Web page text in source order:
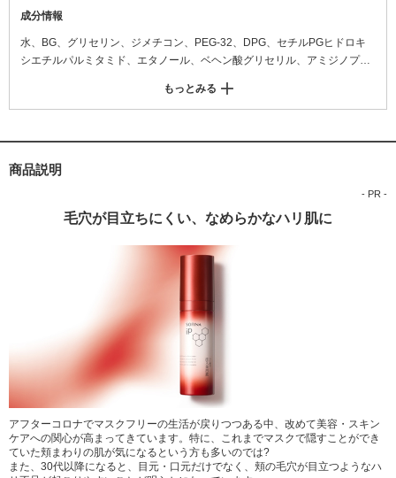
成分情報
水、BG、グリセリン、ジメチコン、PEG-32、DPG、セチルPGヒドロキ
シエチルパルミタミド、エタノール、ベヘン酸グリセリル、アミジノプロ
ンニトール、アセチルヘキサペプチド-8、セイヨウトチノキ種子エキス、
ヒバマタエキス、チューベロース多糖体、アスナロ枝エキス、レモン果実
ル酸アルキル(C10-30))クロスポリマー、EDTA-2Na、水酸化K、キサンタ
もっとみる
商品説明
- PR -
毛穴が目立ちにくい、なめらかなハリ肌に
アフターコロナでマスクフリーの生活が戻りつつある中、改めて美容・スキン
ケアへの関心が高まってきています。特に、これまでマスクで隠すことができ
ていた頬まわりの肌が気になるという方も多いのでは?
また、30代以降になると、目元・口元だけでなく、頬の毛穴が目立つようなハ